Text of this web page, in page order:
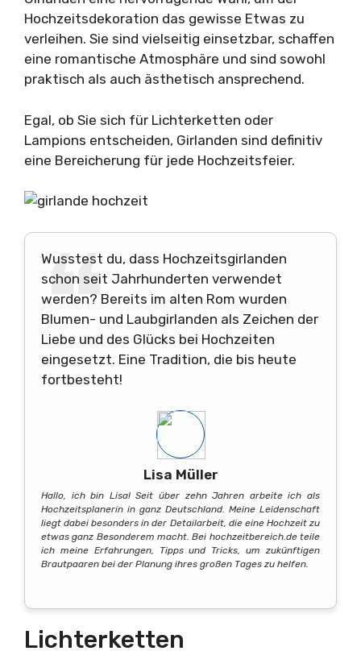
Hochzeitsdekoration das gewisse Etwas zu
verleihen. Sie sind vielseitig einsetzbar, schaffen
eine romantische Atmosphäre und sind sowohl
praktisch als auch ästhetisch ansprechend.
Egal, ob Sie sich für Lichterketten oder
Lampions entscheiden, Girlanden sind definitiv
eine Bereicherung für jede Hochzeitsfeier.
Wusstest du, dass Hochzeitsgirlanden
schon seit Jahrhunderten verwendet
werden? Bereits im alten Rom wurden
Blumen- und Laubgirlanden als Zeichen der
Liebe und des Glücks bei Hochzeiten
eingesetzt. Eine Tradition, die bis heute
fortbesteht!
Lisa Müller
Hallo, ich bin Lisa! Seit über zehn Jahren arbeite ich als
Hochzeitsplanerin in ganz Deutschland. Meine Leidenschaft
liegt dabei besonders in der Detailarbeit, die eine Hochzeit zu
etwas ganz Besonderem macht. Bei hochzeitbereich.de teile
ich meine Erfahrungen, Tipps und Tricks, um zukünftigen
Brautpaaren bei der Planung ihres großen Tages zu helfen.
Lichterketten